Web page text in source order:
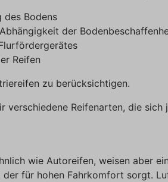
des Bodens
der
Reifen
zu berücksichtigen.
verschiedene Reifenarten, die
wie Autoreifen, weisen aber
für hohen Fahrkomfort sorgt.